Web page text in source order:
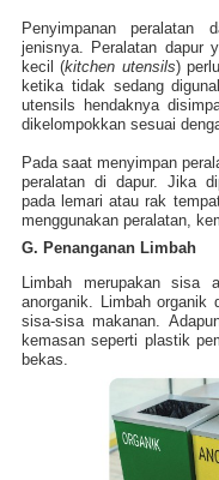
Penyimpanan peralatan
jenisnya. Peralatan dapur
kecil (kitchen utensils)
ketika tidak sedang
utensils hendaknya
dikelompokkan sesuai
Pada saat menyimpan
peralatan di dapur. Jika
pada lemari atau rak
menggunakan peralatan,
G. Penanganan Limbah
Limbah merupakan sisa
anorganik. Limbah organik
sisa-sisa makanan.
kemasan seperti plastik
bekas.